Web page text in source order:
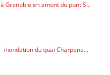
Grenoble en amont du pont S...
inondation du quai Charpena...